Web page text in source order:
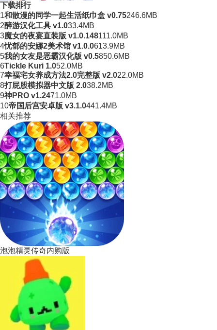
下载排行
1和散漫的同学一起生活纸巾盒 v0.75246.6MB
2醉游汉化工具 v1.033.4MB
3魔女的夜宴直装版 v1.0.148111.0MB
4忧郁的安娜2美术馆 v1.0.0613.9MB
5我的女友是恶霸汉化版 v0.5850.6MB
6Tickle Kuri 1.052.0MB
7幸福宅女养成方法2.0完整版 v2.022.0MB
8打屁股模拟器中文版 2.038.2MB
9神PRO v1.2471.0MB
10帝国后宫安卓版 v3.1.0441.4MB
相关推荐
泡泡精灵传奇内购版